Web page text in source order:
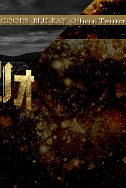
GOODS BLU-RAY Official Twitter